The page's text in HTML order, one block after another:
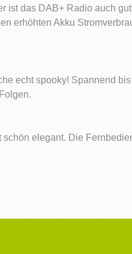
das DAB+ Radio auch
erhöhten Akku
echt spooky! Spannend
elegant. Die